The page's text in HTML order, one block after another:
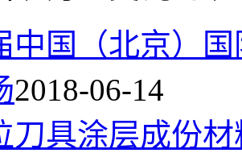
中国（北京）
2018-06-14
刀具涂层成份材